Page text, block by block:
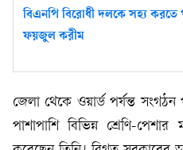
বিএনপি বিরোধী দলকে সহ্য করতে
ফয়জুল করীম
জেলা থেকে ওয়ার্ড পর্যন্ত সংগঠন
পাশাপাশি বিভিন্ন শ্রেণি-